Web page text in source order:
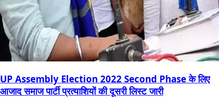
UP Assembly Election 2022 Second Phase के लिए
आजाद समाज पार्टी प्रत्‍याशियों की दूसरी लिस्‍ट जारी